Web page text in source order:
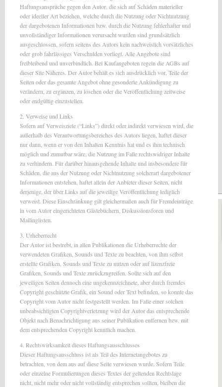
Haftungsansprüche gegen den Autor, die sich auf Schäden materieller
oder ideeller Art beziehen, welche durch die Nutzung oder Nichtnutzung
der dargebotenen Informationen bzw. durch die Nutzung fehlerhafter und
unvollständiger Informationen verursacht wurden sind grundsätzlich
ausgeschlossen, sofern seitens des Autors kein nachweislich vorsätzliches
oder grob fahrlässiges Verschulden vorliegt. Alle Angebote sind
freibleibend und unverbindlich. Bei Kaufangeboten regeln die AGBs auf
dieser Site Näheres. Der Autor behält es sich ausdrücklich vor, Teile der
Seiten oder das gesamte Angebot ohne gesonderte Ankündigung zu
verändern, zu ergänzen, zu löschen oder die Veröffentlichung zeitweise
oder endgültig einzustellen.
2. Verweise und Links
Sofern auf Verweisziele (“Links”) direkt oder indirekt verwiesen wird, die
außerhalb des Verantwortungsbereiches des Autors liegen, haftet dieser
nur dann, wenn er von den Inhalten Kenntnis hat und es ihm technisch
möglich und zumutbar wäre, die Nutzung im Falle rechtswidriger Inhalte
zu verhindern. Für darüber hinausgehende Inhalte und insbesondere für
Schäden, die aus der Nutzung oder Nichtnutzung solcherart dargebotener
Informationen entstehen, haftet allein der Anbieter dieser Seiten, nicht
derjenige, der über Links auf die jeweilige Veröffentlichung lediglich
verweist. Diese Einschränkung gilt gleichermaßen auch für Fremdeinträge
in vom Autor eingerichteten Gästebüchern, Diskussionsforen und
Mailinglisten.
3. Urheberrecht
Der Autor ist bestrebt, in allen Publikationen die Urheberrechte der
verwendeten Grafiken, Sounds und Texte zu beachten, von ihm selbst
erstellte Grafiken, Sounds und Texte zu nutzen oder auf lizenzfreie
Grafiken, Sounds und Texte zurückzugreifen. Sollte sich auf den
jeweiligen Seiten dennoch eine ungekennzeichnete, aber durch fremdes
Copyright geschützte Grafik, ein Sound oder Text befinden, so konnte das
Copyright vom Autor nicht festgestellt werden. Im Falle einer solchen
unbeabsichtigten Copyrightverletzung wird der Autor das entsprechende
Objekt nach Benachrichtigung aus seiner Publikation entfernen bzw. mit
dem entsprechenden Copyright kenntlich machen.
4. Rechtswirksamkeit dieses Haftungsausschlusses
Dieser Haftungsausschluss ist als Teil des Internetangebotes zu
betrachten, von dem aus auf diese Seite verwiesen wurde. Sofern Teile
oder einzelne Formulierungen dieses Textes der geltenden Rechtslage
nicht, nicht mehr oder nicht vollständig entsprechen sollten, bleiben die